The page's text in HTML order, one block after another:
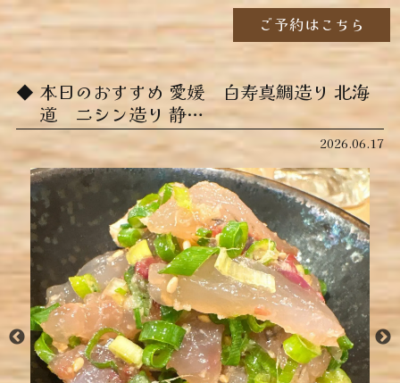
ご予約はこちら
本日のおすすめ ︎愛媛 白寿真鯛造り ︎北海
道 ニシン造り ︎静…
2026.06.17